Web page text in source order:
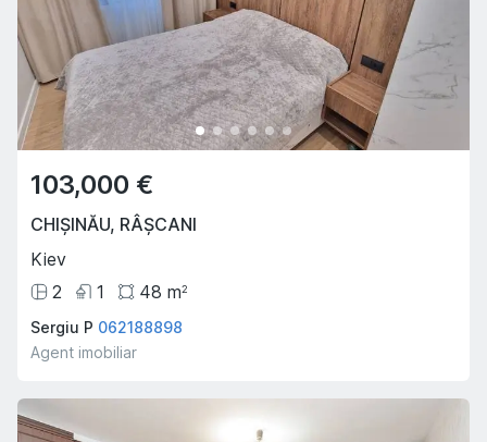
103,000 €
CHIȘINĂU, RÂȘCANI
Kiev
2
1 48 m2
Sergiu P 062188898
Agent imobiliar